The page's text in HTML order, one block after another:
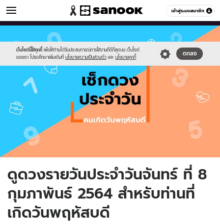
เข้าสู่ระบบสมาชิก
ดูดวง หมวดอื่นๆ
เว็บไซต์นี้ใช้คุกกี้ เพื่อให้ท่านได้รับประสบการณ์การใช้งานที่ดีที่สุดบน เว็บไซต์
ของเรา โปรดศึกษาเพิ่มเติมที่ นโยบายความเป็นส่วนตัว และ นโยบายคุกกี้
ตกลง
//s.isanook.com/sr/0/images/logo-
new-
sanook.png
//s.isanook.com/ho/0/ud/fxd/day/day-
5.png
ดูดวงรายวันประจำวันจันทร์ ที่ 8
กุมภาพันธ์ 2564 สำหรับท่านที่
เกิดวันพฤหัสบดี